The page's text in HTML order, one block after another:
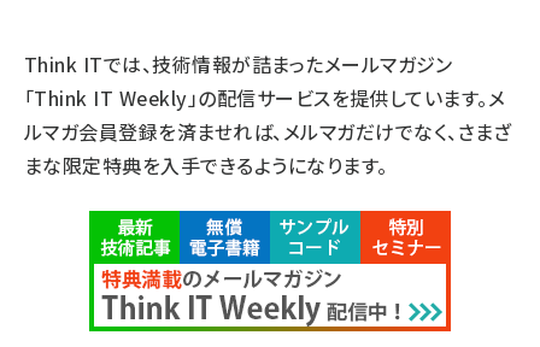
Think ITでは、技術情報が詰まったメールマガジン
「Think IT Weekly」の配信サービスを提供しています。メ
ルマガ会員登録を済ませれば、メルマガだけでなく、さまざ
まな限定特典を入手できるようになります。